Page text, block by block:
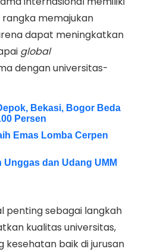
memajukan
dapat meningkatkan
global
dengan universitas-
Bekasi, Bogor Beda
Persen
Emas Lomba Cerpen
Unggas dan Udang UMM
penting sebagai langkah
kualitas universitas,
kesehatan baik di jurusan